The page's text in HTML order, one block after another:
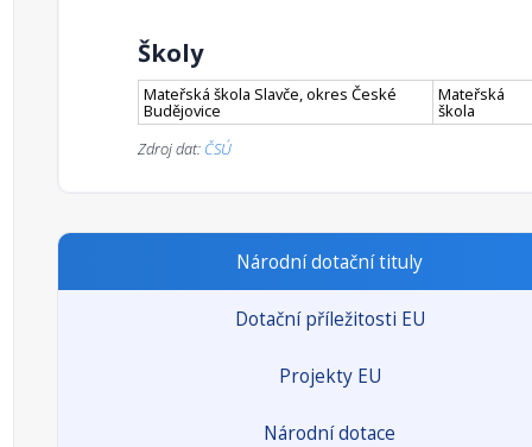
Školy
Mateřská škola Slavče, okres České
Budějovice
Mateřská
škola
Zdroj dat: ČSÚ
Národní dotační tituly
Dotační příležitosti EU
Projekty EU
Národní dotace